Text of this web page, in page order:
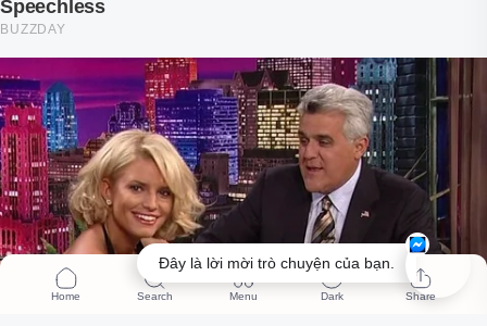
Đây là lời mời trò chuyện của bạn.